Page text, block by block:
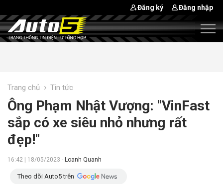
Đăng ký Đăng nhập
Trang chủ › Tin tức
Ông Phạm Nhật Vượng: "VinFast
sắp có xe siêu nhỏ nhưng rất
đẹp!"
16:42 | 18/05/2023 - Loanh Quanh
Theo dõi Auto5 trên